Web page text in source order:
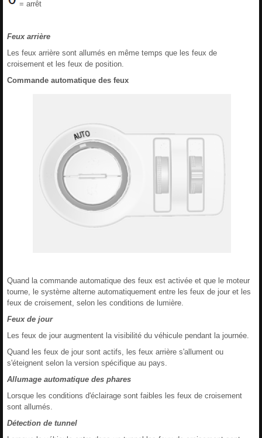
= arrêt
Feux arrière
Les feux arrière sont allumés en même temps que les feux de
croisement et les feux de position.
Commande automatique des feux
Quand la commande automatique des feux est activée et que le moteur
tourne, le système alterne automatiquement entre les feux de jour et les
feux de croisement, selon les conditions de lumière.
Feux de jour
Les feux de jour augmentent la visibilité du véhicule pendant la journée.
Quand les feux de jour sont actifs, les feux arrière s'allument ou
s'éteignent selon la version spécifique au pays.
Allumage automatique des phares
Lorsque les conditions d'éclairage sont faibles les feux de croisement
sont allumés.
Détection de tunnel